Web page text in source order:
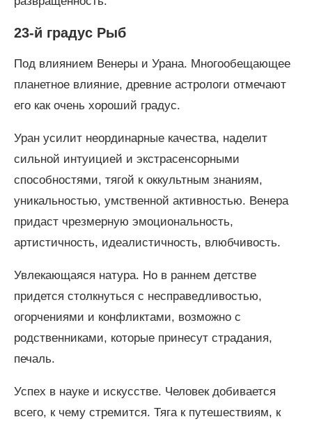
23-й градус Рыб
Под влиянием Венеры и Урана. Многообещающее
планетное влияние, древние астрологи отмечают
его как очень хороший градус.
Уран усилит неординарные качества, наделит
сильной интуицией и экстрасенсорными
способностями, тягой к оккультным знаниям,
уникальностью, умственной активностью. Венера
придаст чрезмерную эмоциональность,
артистичность, идеалистичность, влюбчивость.
Увлекающаяся натура. Но в раннем детстве
придется столкнуться с несправедливостью,
огорчениями и конфликтами, возможно с
родственниками, которые принесут страдания,
печаль.
Успех в науке и искусстве. Человек добивается
всего, к чему стремится. Тяга к путешествиям, к